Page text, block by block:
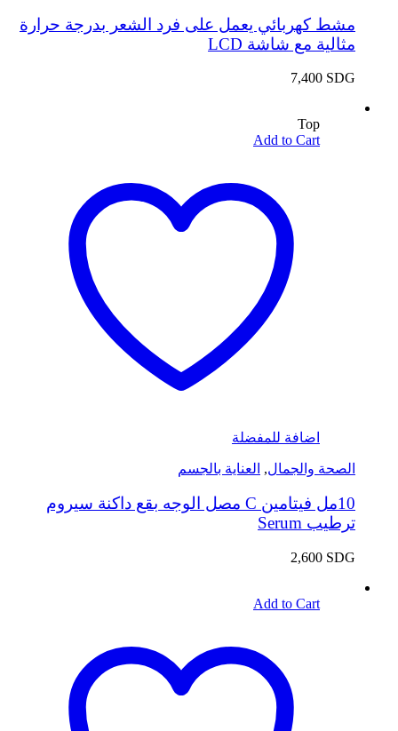
مشط كهربائي يعمل على فرد الشعر بدرجة حرارة
مثالية مع شاشة LCD
7,400 SDG
Top
Add to Cart
اضافة للمفضلة
الصحة والجمال, العناية بالجسم
10مل فيتامين C مصل الوجه بقع داكنة سيروم
ترطيب Serum
2,600 SDG
Add to Cart